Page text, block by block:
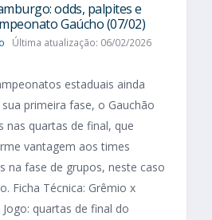
odds, palpites e
Gaúcho (07/02)
Última atualização: 06/02/2026
estaduais ainda
primeira fase, o Gauchão
nas quartas de final, que
vantagem aos times
na fase de grupos, neste caso
Ficha Técnica: Grêmio x
quartas de final do